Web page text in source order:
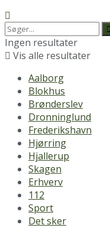
Ingen resultater
Vis alle resultater
Aalborg
Blokhus
Brønderslev
Dronninglund
Frederikshavn
Hjørring
Hjallerup
Skagen
Erhverv
112
Sport
Det sker